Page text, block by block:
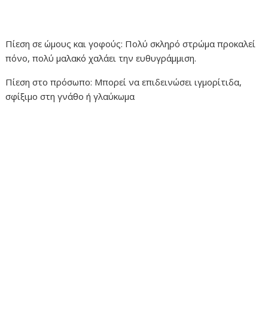
Πίεση σε ώμους και γοφούς: Πολύ σκληρό στρώμα προκαλεί
πόνο, πολύ μαλακό χαλάει την ευθυγράμμιση.
Πίεση στο πρόσωπο: Μπορεί να επιδεινώσει ιγμορίτιδα,
σφίξιμο στη γνάθο ή γλαύκωμα